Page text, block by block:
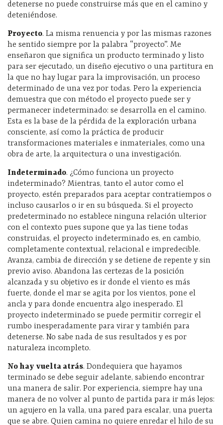
detenerse no puede construirse más que en el camino y
deteniéndose.
Proyecto. La misma renuencia y por las mismas razones
he sentido siempre por la palabra “proyecto”. Me
enseñaron que significa un producto terminado y listo
para ser ejecutado, un diseño ejecutivo o una partitura en
la que no hay lugar para la improvisación, un proceso
determinado de una vez por todas. Pero la experiencia
demuestra que con método el proyecto puede ser y
permanecer indeterminado: se desarrolla en el camino.
Esta es la base de la pérdida de la exploración urbana
consciente, así como la práctica de producir
transformaciones materiales e inmateriales, como una
obra de arte, la arquitectura o una investigación.
Indeterminado. ¿Cómo funciona un proyecto
indeterminado? Mientras, tanto el autor como el
proyecto, estén preparados para aceptar contratiempos o
incluso causarlos o ir en su búsqueda. Si el proyecto
predeterminado no establece ninguna relación ulterior
con el contexto pues supone que ya las tiene todas
construidas, el proyecto indeterminado es, en cambio,
completamente contextual, relacional e impredecible.
Avanza, cambia de dirección y se detiene de repente y sin
previo aviso. Abandona las certezas de la posición
alcanzada y su objetivo es ir donde el viento es más
fuerte, donde el mar se agita por los vientos, pone el
ancla y para donde encuentra algo inesperado. El
proyecto indeterminado se puede permitir corregir el
rumbo inesperadamente para virar y también para
detenerse. No sabe nada de sus resultados y es por
naturaleza incompleto.
No hay vuelta atrás. Dondequiera que hayamos
terminado se debe seguir adelante, sabiendo encontrar
una manera de salir. Por experiencia, siempre hay una
manera de no volver al punto de partida para ir más lejos:
un agujero en la valla, una pared para escalar, una puerta
que se abre. Quien camina no quiere enredar el hilo de su